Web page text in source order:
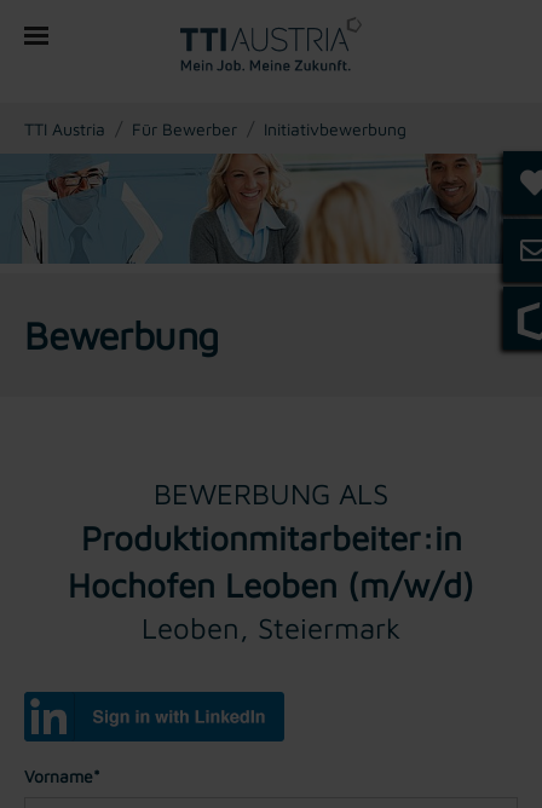
You are here:
TTI Austria Für Bewerber Initiativbewerbung
Bewerbung
BEWERBUNG ALS
Produktionmitarbeiter:in
Hochofen Leoben (m/w/d)
Leoben, Steiermark
Vorname*